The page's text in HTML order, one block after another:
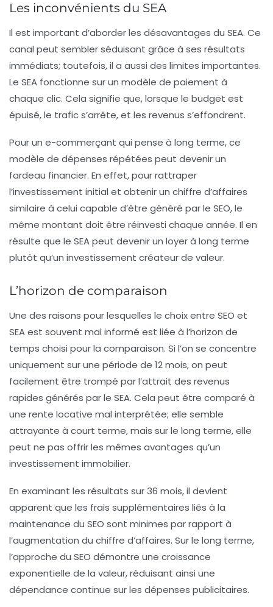
Les inconvénients du SEA
Il est important d’aborder les désavantages du SEA. Ce
canal peut sembler séduisant grâce à ses résultats
immédiats; toutefois, il a aussi des limites importantes.
Le SEA fonctionne sur un modèle de paiement à
chaque clic. Cela signifie que, lorsque le budget est
épuisé, le trafic s’arrête, et les revenus s’effondrent.
Pour un e-commerçant qui pense à long terme, ce
modèle de dépenses répétées peut devenir un
fardeau financier. En effet, pour rattraper
l’investissement initial et obtenir un chiffre d’affaires
similaire à celui capable d’être généré par le SEO, le
même montant doit être réinvesti chaque année. Il en
résulte que le SEA peut devenir un loyer à long terme
plutôt qu’un investissement créateur de valeur.
L’horizon de comparaison
Une des raisons pour lesquelles le choix entre SEO et
SEA est souvent mal informé est liée à l’horizon de
temps choisi pour la comparaison. Si l’on se concentre
uniquement sur une période de 12 mois, on peut
facilement être trompé par l’attrait des revenus
rapides générés par le SEA. Cela peut être comparé à
une rente locative mal interprétée; elle semble
attrayante à court terme, mais sur le long terme, elle
peut ne pas offrir les mêmes avantages qu’un
investissement immobilier.
En examinant les résultats sur 36 mois, il devient
apparent que les frais supplémentaires liés à la
maintenance du SEO sont minimes par rapport à
l’augmentation du chiffre d’affaires. Sur le long terme,
l’approche du SEO démontre une croissance
exponentielle de la valeur, réduisant ainsi une
dépendance continue sur les dépenses publicitaires.